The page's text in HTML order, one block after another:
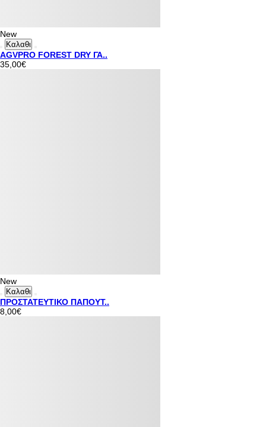
New
Καλαθι
AGVPRO FOREST DRY ΓΑ..
35,00€
New
Καλαθι
ΠΡΟΣΤΑΤΕΥΤΙΚΟ ΠΑΠΟΥΤ..
8,00€